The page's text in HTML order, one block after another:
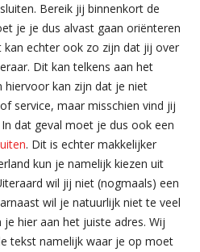
Bereik jij binnenkort de
je je dus alvast gaan oriënteren
kan echter ook zo zijn dat jij over
Dit kan telkens aan het
hiervoor kan zijn dat je niet
service, maar misschien vind jij
dat geval moet je dus ook een
. Dit is echter makkelijker
kun je namelijk kiezen uit
wil jij niet (nogmaals) een
wil je natuurlijk niet te veel
hier aan het juiste adres. Wij
tekst namelijk waar je op moet